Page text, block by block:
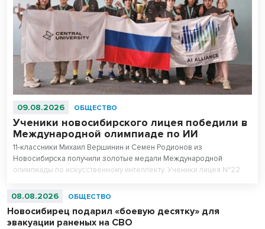
09.08.2026 ОБЩЕСТВО
Ученики новосибирского лицея победили в
Международной олимпиаде по ИИ
11-классники Михаил Вершинин и Семен Родионов из
Новосибирска получили золотые медали Международной
олимпиады по искусственному интеллекту. Ученики лицея №22
абсолютными чемпионами соревнований.
08.08.2026 ОБЩЕСТВО
Новосибирец подарил «боевую десятку» для
эвакуации раненых на СВО